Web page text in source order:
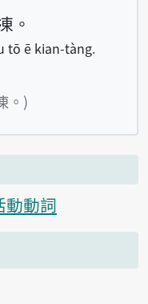
。
tō ē kian-tàng.
líng liáu-āu
。)
動詞